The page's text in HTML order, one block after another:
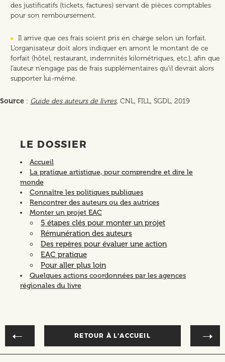
des justificatifs (tickets, factures) servant de pièces comptables
pour son remboursement.
Il arrive que ces frais soient pris en charge selon un forfait.
L’organisateur doit alors indiquer en amont le montant de ce
forfait (hôtel, restaurant, indemnités kilométriques, etc.), afin que
l’auteur n’engage pas de frais supplémentaires qu’il devrait alors
supporter lui-même.
Source : Guide des auteurs de livres, CNL, FILL, SGDL, 2019
LE DOSSIER
Accueil
La pratique artistique, pour comprendre et dire le
monde
Connaître les politiques publiques
Rencontrer des auteurs ou des autrices
Monter un projet EAC
5 étapes clés pour monter un projet
Rémunération des auteurs
Des repères pour évaluer une action
EAC pratique
Pour aller plus loin
Quelques actions coordonnées par les agences
régionales du livre
RETOUR À L'ACCUEIL